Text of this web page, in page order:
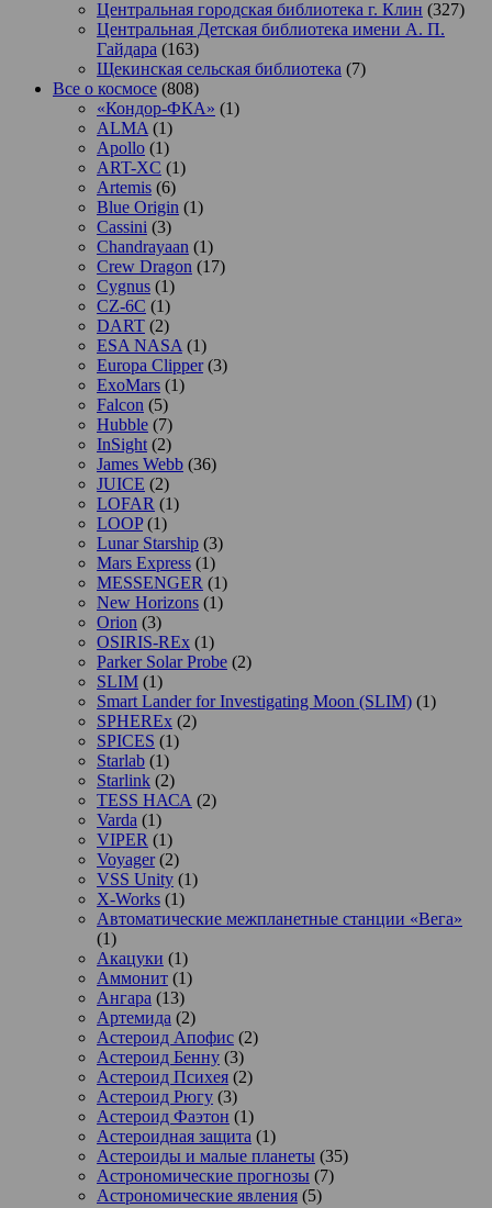
Центральная городская библиотека г. Клин (327)
Центральная Детская библиотека имени А. П.
Гайдара (163)
Щекинская сельская библиотека (7)
Все о космосе (808)
«Кондор-ФКА» (1)
ALMA (1)
Apollo (1)
ART-XC (1)
Artemis (6)
Blue Origin (1)
Cassini (3)
Chandrayaan (1)
Crew Dragon (17)
Cygnus (1)
CZ-6C (1)
DART (2)
ESA NASA (1)
Europa Clipper(3)
ExoMars (1)
Falcon (5)
Hubble (7)
InSight (2)
James Webb (36)
JUICE (2)
LOFAR (1)
LOOP(1)
Lunar Starship (3)
Mars Express (1)
MESSENGER (1)
New Horizons (1)
Orion (3)
OSIRIS-REx (1)
Parker Solar Probe (2)
SLIM (1)
Smart Lander for Investigating Moon (SLIM) (1)
SPHEREx (2)
SPICES (1)
Starlab (1)
Starlink (2)
TESS НАСА (2)
Varda (1)
VIPER (1)
Voyager(2)
VSS Unity (1)
X-Works (1)
Автоматические межпланетные станции «Вега»
(1)
Акацуки (1)
Аммонит (1)
Ангара (13)
Артемида (2)
Астероид Апофис (2)
Астероид Бенну (3)
Астероид Психея (2)
Астероид Рюгу (3)
Астероид Фаэтон (1)
Астероидная защита (1)
Астероиды и малые планеты (35)
Астрономические прогнозы (7)
Астрономические явления (5)